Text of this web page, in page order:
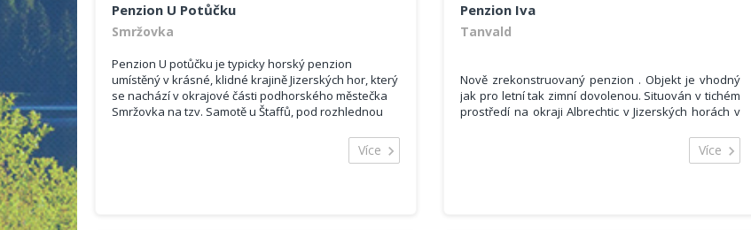
Penzion U Potůčku
Smržovka
Penzion U potůčku je typicky horský penzion
umístěný v krásné, klidné krajině Jizerských hor, který
se nachází v okrajové části podhorského městečka
Smržovka na tzv. Samotě u Štaffů, pod rozhlednou
Penzion je vybaven jídelnou s barem a krbem,
Více
Penzion Iva
Tanvald
Nově zrekonstruovaný penzion . Objekt je vhodný
jak pro letní tak zimní dovolenou. Situován v tichém
prostředí na okraji Albrechtic v Jizerských horách v
Ubytovat se můžete ve 4 útulných pokojích s
Více